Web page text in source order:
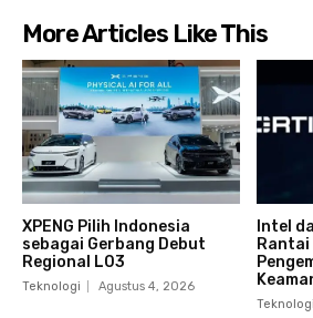
More Articles Like This
XPENG Pilih Indonesia
sebagai Gerbang Debut
Regional L03
Teknologi Agustus 4, 2026
Intel
Rantai
Teknologi